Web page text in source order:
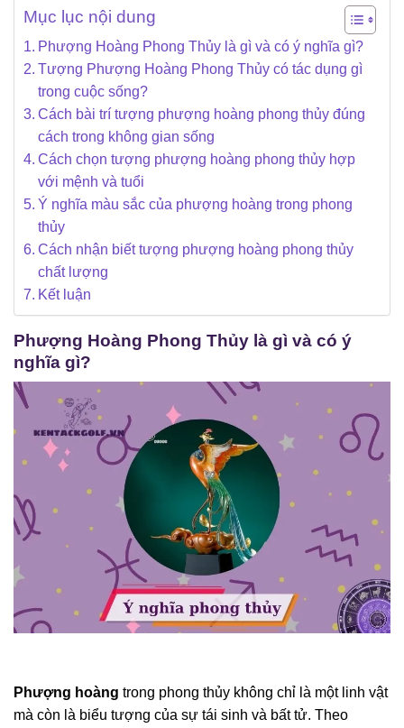
Mục lục nội dung
Phượng Hoàng Phong Thủy là gì và có ý nghĩa gì?
Tượng Phượng Hoàng Phong Thủy có tác dụng gì
trong cuộc sống?
Cách bài trí tượng phượng hoàng phong thủy đúng
cách trong không gian sống
Cách chọn tượng phượng hoàng phong thủy hợp
với mệnh và tuổi
Ý nghĩa màu sắc của phượng hoàng trong phong
thủy
Cách nhận biết tượng phượng hoàng phong thủy
chất lượng
Kết luận
Phượng Hoàng Phong Thủy là gì và có ý
nghĩa gì?
Phượng hoàng trong phong thủy không chỉ là một linh vật
mà còn là biểu tượng của sự tái sinh và bất tử. Theo